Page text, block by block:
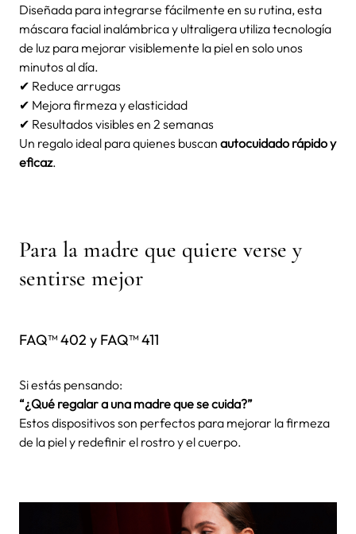
Diseñada para integrarse fácilmente en su rutina, esta
máscara facial inalámbrica y ultraligera utiliza tecnología
de luz para mejorar visiblemente la piel en solo unos
minutos al día.
✔ Reduce arrugas
✔ Mejora firmeza y elasticidad
✔ Resultados visibles en 2 semanas
Un regalo ideal para quienes buscan autocuidado rápido y
eficaz.
Para la madre que quiere verse y
sentirse mejor
FAQ™ 402 y FAQ™ 411
Si estás pensando:
“¿Qué regalar a una madre que se cuida?”
Estos dispositivos son perfectos para mejorar la firmeza
de la piel y redefinir el rostro y el cuerpo.